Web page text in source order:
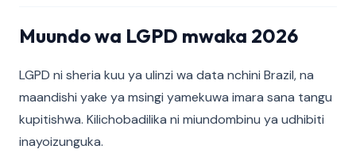
Muundo wa LGPD mwaka 2026
LGPD ni sheria kuu ya ulinzi wa data nchini Brazil, na
maandishi yake ya msingi yamekuwa imara sana tangu
kupitishwa. Kilichobadilika ni miundombinu ya udhibiti
inayoizunguka.